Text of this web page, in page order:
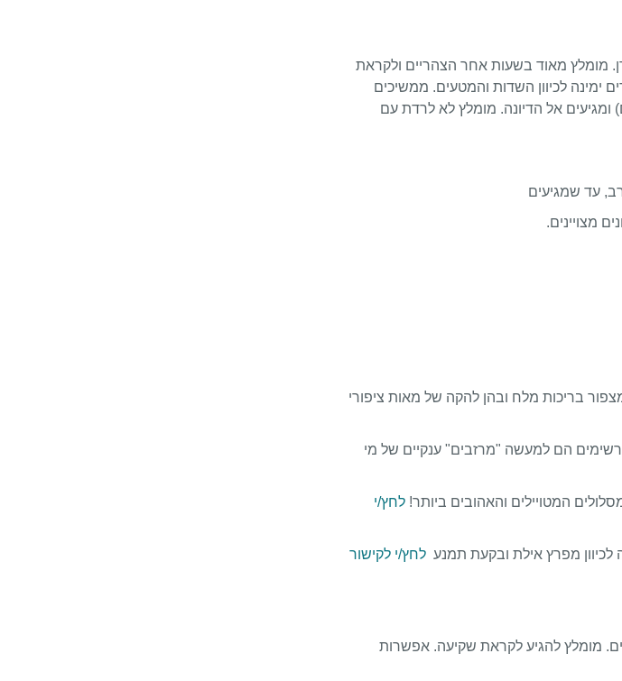
מומלץ מאוד בשעות אחר הצהריים ולקראת
פונים צפונה על כביש הערבה, ומיד כעבור 50 מטרים יורדים ימינה לכיוון השדות והמטעים. ממשיכים
אל הדיונה. מומלץ לא לרדת עם
עד שמגיעים
מצויינים.
בריכות מלח ובהן להקה של מאות ציפורי
הם למעשה "מרזבים" ענקיים של מי
המטויילים והאהובים ביותר! לחץ/י
לכיוון מפרץ אילת ובקעת תמנע לחץ/י לקישור
מומלץ להגיע לקראת שקיעה. אפשרות